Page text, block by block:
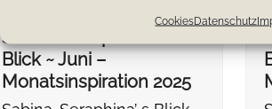
CookiesDatenschutz
Sabina-Seraphina’ s
Blick ~ Juni –
Monatsinspiration 2025